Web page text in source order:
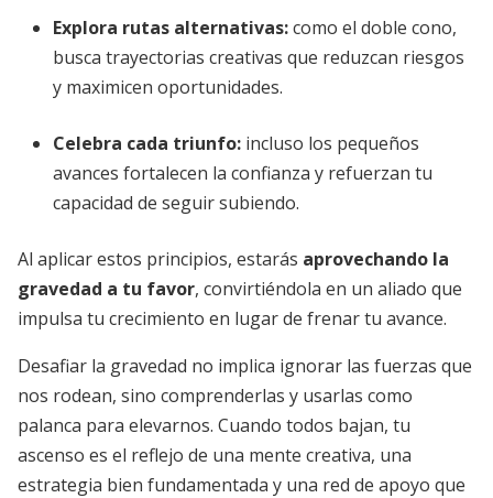
Explora rutas alternativas:como el doble cono,
busca trayectorias creativas que reduzcan riesgos
y maximicen oportunidades.
Celebra cada triunfo: incluso los pequeños
avances fortalecen la confianza y refuerzan tu
capacidad de seguir subiendo.
Al aplicar estos principios, estarás aprovechando la
gravedad a tu favor, convirtiéndola en un aliado que
impulsa tu crecimiento en lugar de frenar tu avance.
Desafiar la gravedad no implica ignorar las fuerzas que
nos rodean, sino comprenderlas y usarlas como
palanca para elevarnos. Cuando todos bajan, tu
ascenso es el reflejo de una mente creativa, una
estrategia bien fundamentada y una red de apoyo que